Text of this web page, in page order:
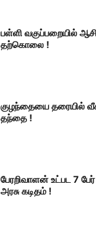
பள்ளி வகுப்பறையில்
தற்கொலை !
குழந்தையை தரையில்
தந்தை !
பேரறிவாளன் உட்பட 7
அரசு கடிதம் !